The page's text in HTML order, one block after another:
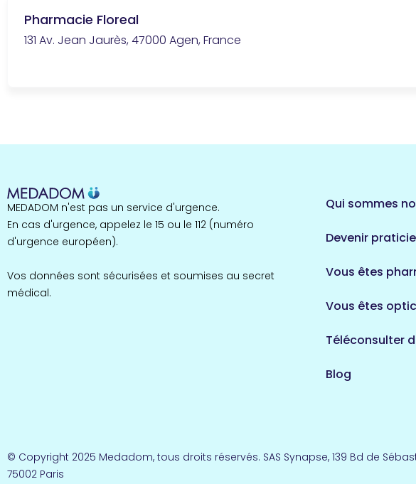
Pharmacie Floreal
131 Av. Jean Jaurès, 47000 Agen, France
MEDADOM n'est pas un service d'urgence.
En cas d'urgence, appelez le 15 ou le 112 (numéro
d'urgence européen).
Vos données sont sécurisées et soumises au secret
médical.
Qui sommes
Devenir
Vous êtes
Vous êtes
Téléconsulter
Blog
© Copyright 2025 Medadom, tous droits réservés. SAS Synapse, 139 Bd de
75002 Paris